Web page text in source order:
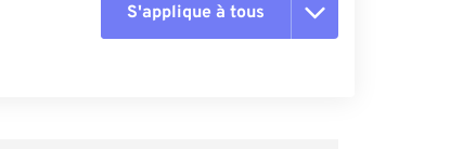
S'applique à tous